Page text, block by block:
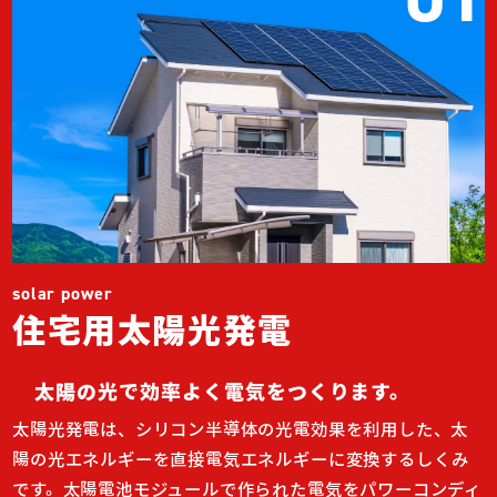
solar power
住宅用太陽光発電
太陽の光で効率よく電気をつくります。
太陽光発電は、シリコン半導体の光電効果を利用した、太
陽の光エネルギーを直接電気エネルギーに変換するしくみ
です。太陽電池モジュールで作られた電気をパワーコンディ